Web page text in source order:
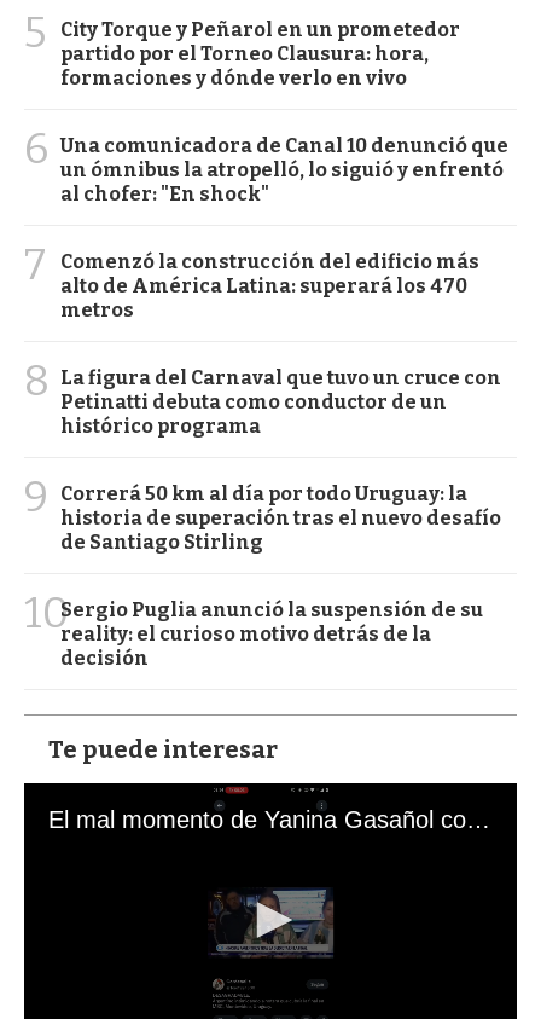
5
City Torque y Peñarol en un prometedor
partido por el Torneo Clausura: hora,
formaciones y dónde verlo en vivo
6 Una comunicadora de Canal 10 denunció que
un ómnibus la atropelló, lo siguió y enfrentó
al chofer: "En shock"
7
Comenzó la construcción del edificio más
alto de América Latina: superará los 470
metros
8
La figura del Carnaval que tuvo un cruce con
Petinatti debuta como conductor de un
histórico programa
9
Correrá 50 km al día por todo Uruguay: la
historia de superación tras el nuevo desafío
de Santiago Stirling
10Sergio Puglia anunció la suspensión de su
reality: el curioso motivo detrás de la
decisión
Te puede interesar
El mal momento de Yanina Gasañol con un hincha argentino en "Subrayado"